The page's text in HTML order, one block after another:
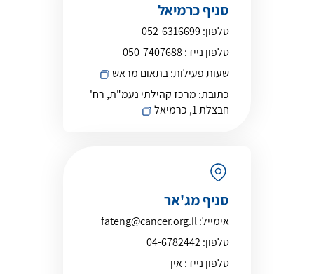
סניף כרמיאל
טלפון: 052-6316699
טלפון נייד:050-7407688
שעות פעילות:בתאום מראש
כתובת: מרכז קהילתי נעמ"ת, רח'
חבצלת 1, כרמיאל
סניף מג'אר
אימייל:fateng@cancer.org.il
טלפון:04-6782442
טלפון נייד:אין